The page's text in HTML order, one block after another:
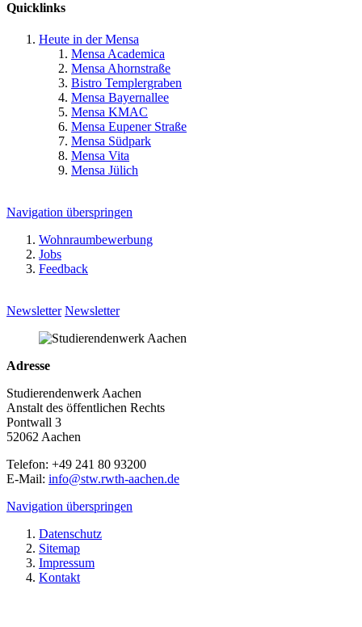
Quicklinks
Heute in der Mensa
Mensa Academica
Mensa Ahornstraße
Bistro Templergraben
Mensa Bayernallee
Mensa KMAC
Mensa Eupener Straße
Mensa Südpark
Mensa Vita
Mensa Jülich
Navigation überspringen
Wohnraumbewerbung
Jobs
Feedback
Newsletter Newsletter
Adresse
Studierendenwerk Aachen
Anstalt des öffentlichen Rechts
Pontwall 3
52062 Aachen
Telefon: +49 241 80 93200
E-Mail: info@stw.rwth-aachen.de
Navigation überspringen
Datenschutz
Sitemap
Impressum
Kontakt